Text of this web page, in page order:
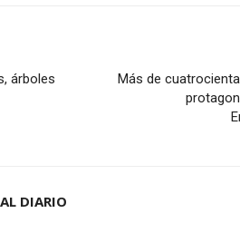
árboles
Más de
DIARIO